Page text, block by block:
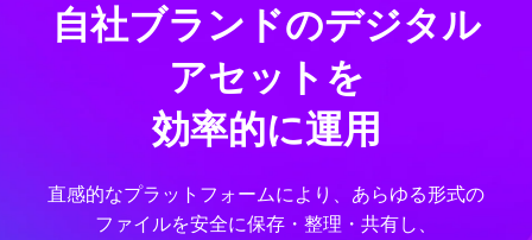
自社ブランドのデジタル
アセットを
効率的に運用
直感的なプラットフォームにより、あらゆる形式の
ファイルを安全に保存・整理・共有し、